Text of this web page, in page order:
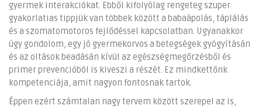
gyermek interakciókat. Ebből kifolyólag rengeteg szuper
gyakorlatias tippjük van többek között a babaápolás, táplálás
és a szomatomotoros fejlődéssel kapcsolatban. Ugyanakkor
úgy gondolom, egy jó gyermekorvos a betegségek gyógyításán
és az oltások beadásán kívül az egészségmegőrzésből és
primer prevencióból is kiveszi a részét. Ez mindkettőnk
kompetenciája, amit nagyon fontosnak tartok.
Éppen ezért számtalan nagy tervem között szerepel az is,